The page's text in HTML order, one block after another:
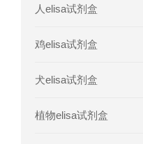
人elisa试剂盒
鸡elisa试剂盒
犬elisa试剂盒
植物elisa试剂盒